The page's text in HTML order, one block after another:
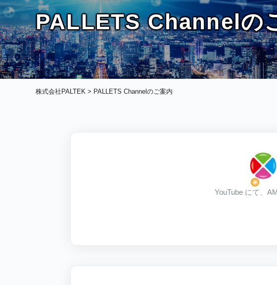
株式会社PALTEK > PALLETS Channelのご案内
PALLETS Channelの
YouTube にて、